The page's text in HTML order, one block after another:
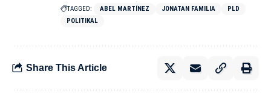
TAGGED: ABEL MARTÍNEZ JONATAN FAMILIA
PLD
POLITIKAL
Share This Article